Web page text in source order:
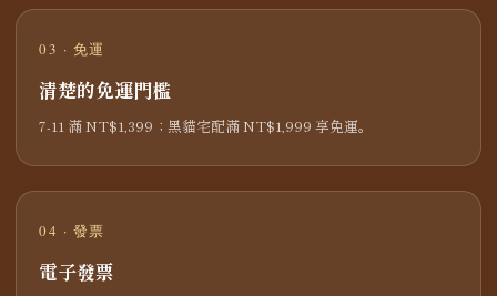
03 · 免運
清楚的免運門檻
7-11 滿 NT$1,399；黑貓宅配滿 NT$1,999 享免運。
04 · 發票
電子發票